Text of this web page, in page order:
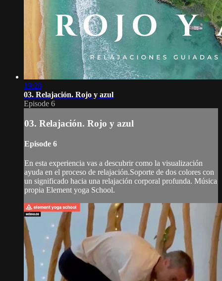
19:28
03. Relajación. Rojo y azul
Episode 6
03. Relajación. Rojo y azul
Episode 6
En esta experiencia vas a descubrir como la visualización
ayuda en el proceso de relajación.Soporte de dos colores con
un significado hacia una relajación corporal profunda. Música
propia Element yoga School.